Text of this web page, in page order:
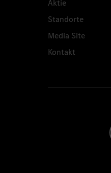
Aktie
Standorte
Media Site
Kontakt